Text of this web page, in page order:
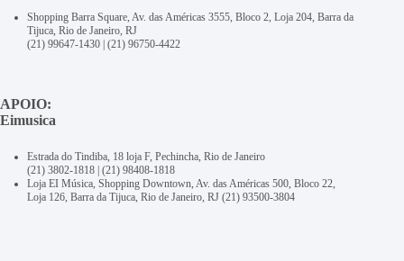
Shopping Barra Square, Av. das Américas 3555, Bloco 2, Loja 204, Barra da
Tijuca, Rio de Janeiro, RJ
(21) 99647-1430 (21) 96750-4422
APOIO:
Eimusica
Estrada do Tindiba, 18 loja F, Pechincha, Rio de Janeiro
(21) 3802-1818 (21) 98408-1818
Loja EI Música, Shopping Downtown, Av. das Américas 500, Bloco 22,
Loja 126, Barra da Tijuca, Rio de Janeiro, RJ (21) 93500-3804